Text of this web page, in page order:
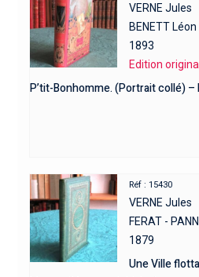
VERNE Jules
BENETT Léon
1893
Edition
P’tit-Bonhomme. (Portrait collé) –
Réf : 15430
VERNE Jules
FERAT -
1879
Une Ville